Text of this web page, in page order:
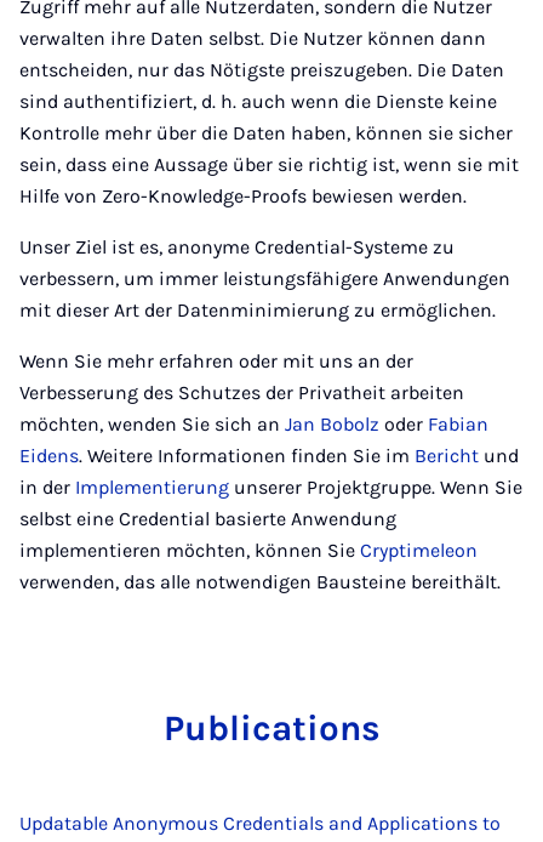
Zugriff mehr auf alle Nutzerdaten, sondern die Nutzer
verwalten ihre Daten selbst. Die Nutzer können dann
entscheiden, nur das Nötigste preiszugeben. Die Daten
sind authentifiziert, d. h. auch wenn die Dienste keine
Kontrolle mehr über die Daten haben, können sie sicher
sein, dass eine Aussage über sie richtig ist, wenn sie mit
Hilfe von Zero-Knowledge-Proofs bewiesen werden.
Unser Ziel ist es, anonyme Credential-Systeme zu
verbessern, um immer leistungsfähigere Anwendungen
mit dieser Art der Datenminimierung zu ermöglichen.
Wenn Sie mehr erfahren oder mit uns an der
Verbesserung des Schutzes der Privatheit arbeiten
möchten, wenden Sie sich an Jan Bobolz oder Fabian
Eidens. Weitere Informationen finden Sie im Bericht und
in der Implementierung unserer Projektgruppe. Wenn Sie
selbst eine Credential basierte Anwendung
implementieren möchten, können Sie Cryptimeleon
verwenden, das alle notwendigen Bausteine bereithält.
Pu­bli­ca­ti­ons
Updatable Anonymous Credentials and Applications to